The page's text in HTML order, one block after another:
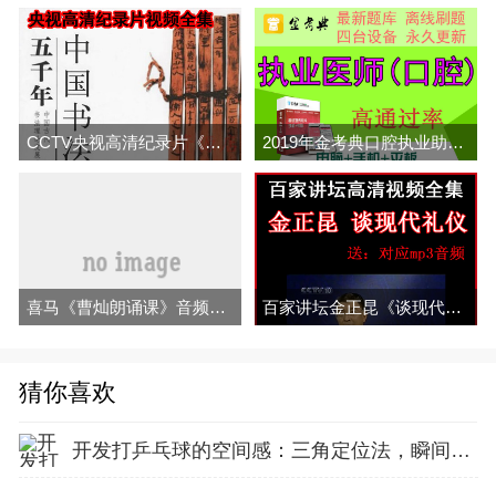
CCTV央视高清纪录片《中国书法五千年》8集视频全集百度云百度网盘下载 2019年金考典口腔执业助理医师考试题库软件激活密码真题习题押题
喜马《曹灿朗诵课》音频全集百度网盘百度云下载 百家讲坛金正昆《谈现代礼仪》视频和音频全集百度网盘下载
猜你喜欢
开发打乒乓球的空间感：三角定位法，瞬间找准最佳击球点